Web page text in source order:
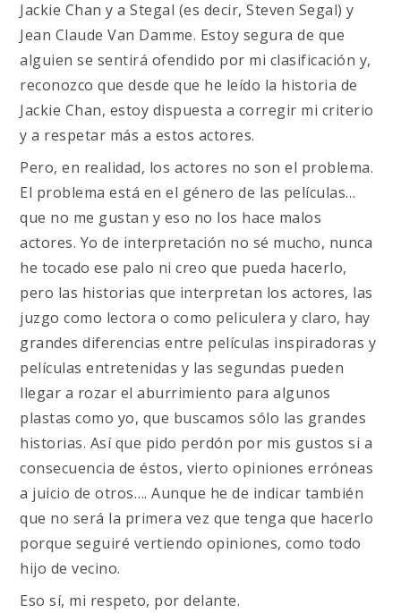
Jackie Chan y a Stegal (es decir, Steven Segal) y
Jean Claude Van Damme. Estoy segura de que
alguien se sentirá ofendido por mi clasificación y,
reconozco que desde que he leído la historia de
Jackie Chan, estoy dispuesta a corregir mi criterio
y a respetar más a estos actores.
Pero, en realidad, los actores no son el problema.
El problema está en el género de las películas…
que no me gustan y eso no los hace malos
actores. Yo de interpretación no sé mucho, nunca
he tocado ese palo ni creo que pueda hacerlo,
pero las historias que interpretan los actores, las
juzgo como lectora o como peliculera y claro, hay
grandes diferencias entre películas inspiradoras y
películas entretenidas y las segundas pueden
llegar a rozar el aburrimiento para algunos
plastas como yo, que buscamos sólo las grandes
historias. Así que pido perdón por mis gustos si a
consecuencia de éstos, vierto opiniones erróneas
a juicio de otros…. Aunque he de indicar también
que no será la primera vez que tenga que hacerlo
porque seguiré vertiendo opiniones, como todo
hijo de vecino.
Eso sí, mi respeto, por delante.